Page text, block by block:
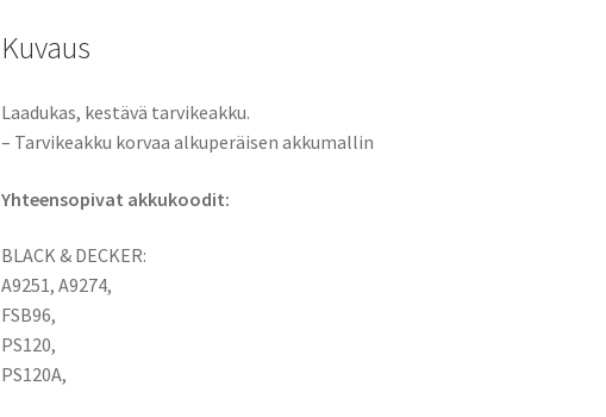
Kuvaus
Laadukas, kestävä tarvikeakku.
– Tarvikeakku korvaa alkuperäisen akkumallin
Yhteensopivat akkukoodit:
BLACK & DECKER:
A9251, A9274,
FSB96,
PS120,
PS120A,